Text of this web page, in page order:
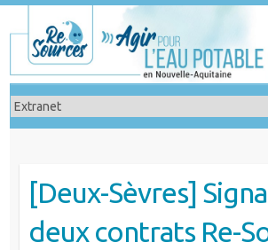
to
content
[Deux-Sèvres]
deux contrats Re-